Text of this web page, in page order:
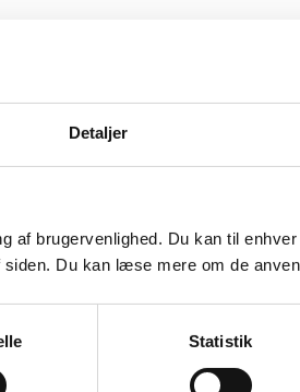
Detaljer
af brugervenlighed. Du kan til
Du kan læse mere om de
Statistik